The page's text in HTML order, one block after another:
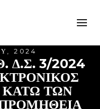
2024
Δ.Σ. 3/2024
ΚΑΤΩ ΤΩΝ